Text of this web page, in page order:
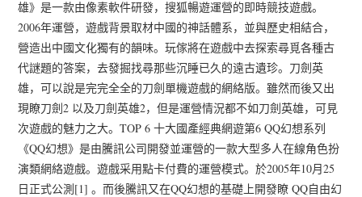
雄》是一款由像素軟件研發，搜狐暢遊運營的即時競技遊戲。
2006年運營，遊戲背景取材中國的神話體系，並與歷史相結合，
營造出中國文化獨有的韻味。玩傢將在遊戲中去探索尋覓各種古
代謎題的答案，去發掘找尋那些沉睡已久的遠古遺珍。刀劍英
雄，可以說是完完全全的刀劍單機遊戲的網絡版。雖然而後又出
現瞭刀劍2 以及刀劍英雄2，但是運營情況都不如刀劍英雄，可見
次遊戲的魅力之大。TOP 6 十大國產經典網遊第6 QQ幻想系列
《QQ幻想》是由騰訊公司開發並運營的一款大型多人在線角色扮
演類網絡遊戲。遊戲采用點卡付費的運營模式。於2005年10月25
日正式公測[1] 。而後騰訊又在QQ幻想的基礎上開發瞭 QQ自由幻